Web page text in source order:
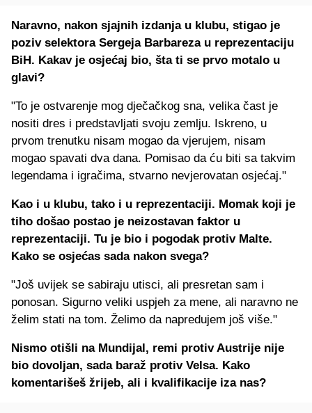
Naravno, nakon sjajnih izdanja u klubu, stigao je
poziv selektora Sergeja Barbareza u reprezentaciju
BiH. Kakav je osjećaj bio, šta ti se prvo motalo u
glavi?
"To je ostvarenje mog dječačkog sna, velika čast je
nositi dres i predstavljati svoju zemlju. Iskreno, u
prvom trenutku nisam mogao da vjerujem, nisam
mogao spavati dva dana. Pomisao da ću biti sa takvim
legendama i igračima, stvarno nevjerovatan osjećaj."
Kao i u klubu, tako i u reprezentaciji. Momak koji je
tiho došao postao je neizostavan faktor u
reprezentaciji. Tu je bio i pogodak protiv Malte.
Kako se osjećas sada nakon svega?
"Još uvijek se sabiraju utisci, ali presretan sam i
ponosan. Sigurno veliki uspjeh za mene, ali naravno ne
želim stati na tom. Želimo da napredujem još više."
Nismo otišli na Mundijal, remi protiv Austrije nije
bio dovoljan, sada baraž protiv Velsa. Kako
komentarišeš žrijeb, ali i kvalifikacije iza nas?